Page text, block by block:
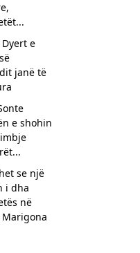
e
janë të
e shohin
se një
i dha
në